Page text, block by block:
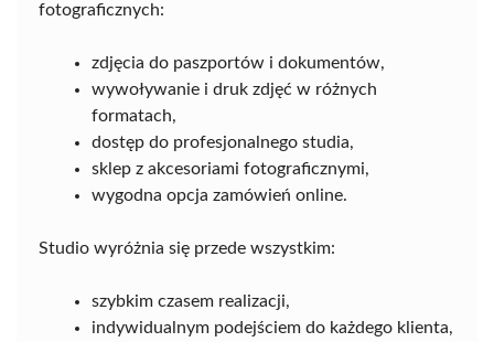
fotograficznych:
zdjęcia do paszportów i dokumentów,
wywoływanie i druk zdjęć w różnych
formatach,
dostęp do profesjonalnego studia,
sklep z akcesoriami fotograficznymi,
wygodna opcja zamówień online.
Studio wyróżnia się przede wszystkim:
szybkim czasem realizacji,
indywidualnym podejściem do każdego klienta,